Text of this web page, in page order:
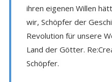
ihren eigenen Willen
wir, Schöpfer der
Revolution für unsere
Land der Götter.
Schöpfer.